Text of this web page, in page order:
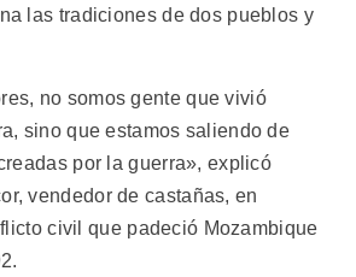
las tradiciones de dos pueblos y
no somos gente que vivió
sino que estamos saliendo de
por la guerra», explicó
vendedor de castañas, en
civil que padeció Mozambique